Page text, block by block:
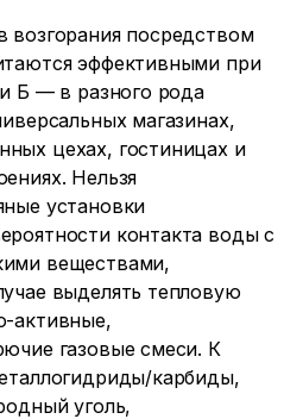
возгорания посредством
эффективными при
Б — в разного рода
магазинах,
цехах, гостиницах и
Нельзя
установки
контакта воды с
веществами,
выделять тепловую
активные,
газовые смеси. К
карбиды,
уголь,